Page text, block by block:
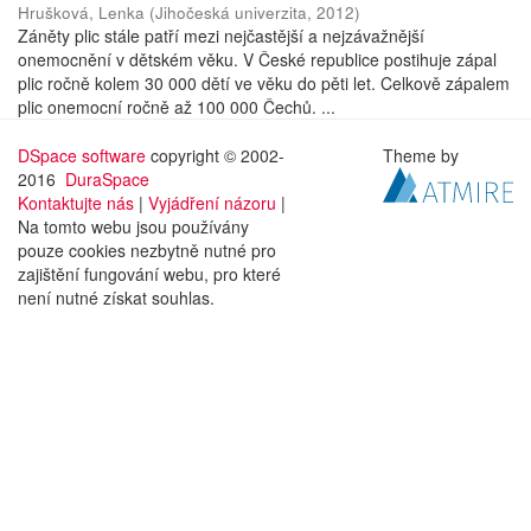
Hrušková, Lenka (Jihočeská univerzita, 2012)
Záněty plic stále patří mezi nejčastější a nejzávažnější
onemocnění v dětském věku. V České republice postihuje zápal
plic ročně kolem 30 000 dětí ve věku do pěti let. Celkově zápalem
plic onemocní ročně až 100 000 Čechů. ...
DSpace software copyright © 2002-
2016 DuraSpace
Kontaktujte nás | Vyjádření názoru |
Na tomto webu jsou používány
pouze cookies nezbytně nutné pro
zajištění fungování webu, pro které
není nutné získat souhlas.
Theme by